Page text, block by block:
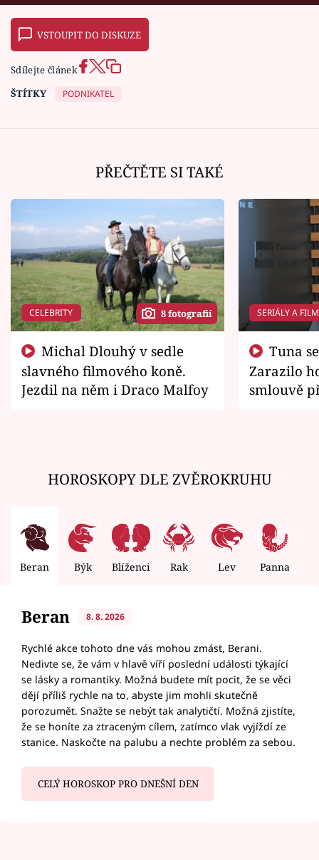
VSTOUPIT DO DISKUZE
Sdílejte článek
ŠTÍTKY
PODNIKATEL
PŘEČTĚTE SI TAKÉ
CELEBRITY 8 fotografií
slavného filmového koně.
Jezdil na něm i Draco Malfoy
SERIÁLY A
Zarazilo
smlouvě
HOROSKOPY DLE ZVĚROKRUHU
Beran Býk Blíženci Rak Lev Panna
Beran 8. 8. 2026
Rychlé akce tohoto dne vás mohou zmást, Berani.
Nedivte se, že vám v hlavě víří poslední události týkající
se lásky a romantiky. Možná budete mít pocit, že se věci
dějí příliš rychle na to, abyste jim mohli skutečně
porozumět. Snažte se nebýt tak analytičtí. Možná zjistíte,
že se honíte za ztraceným cílem, zatímco vlak vyjíždí ze
stanice. Naskočte na palubu a nechte problém za sebou.
CELÝ HOROSKOP PRO DNEŠNÍ DEN